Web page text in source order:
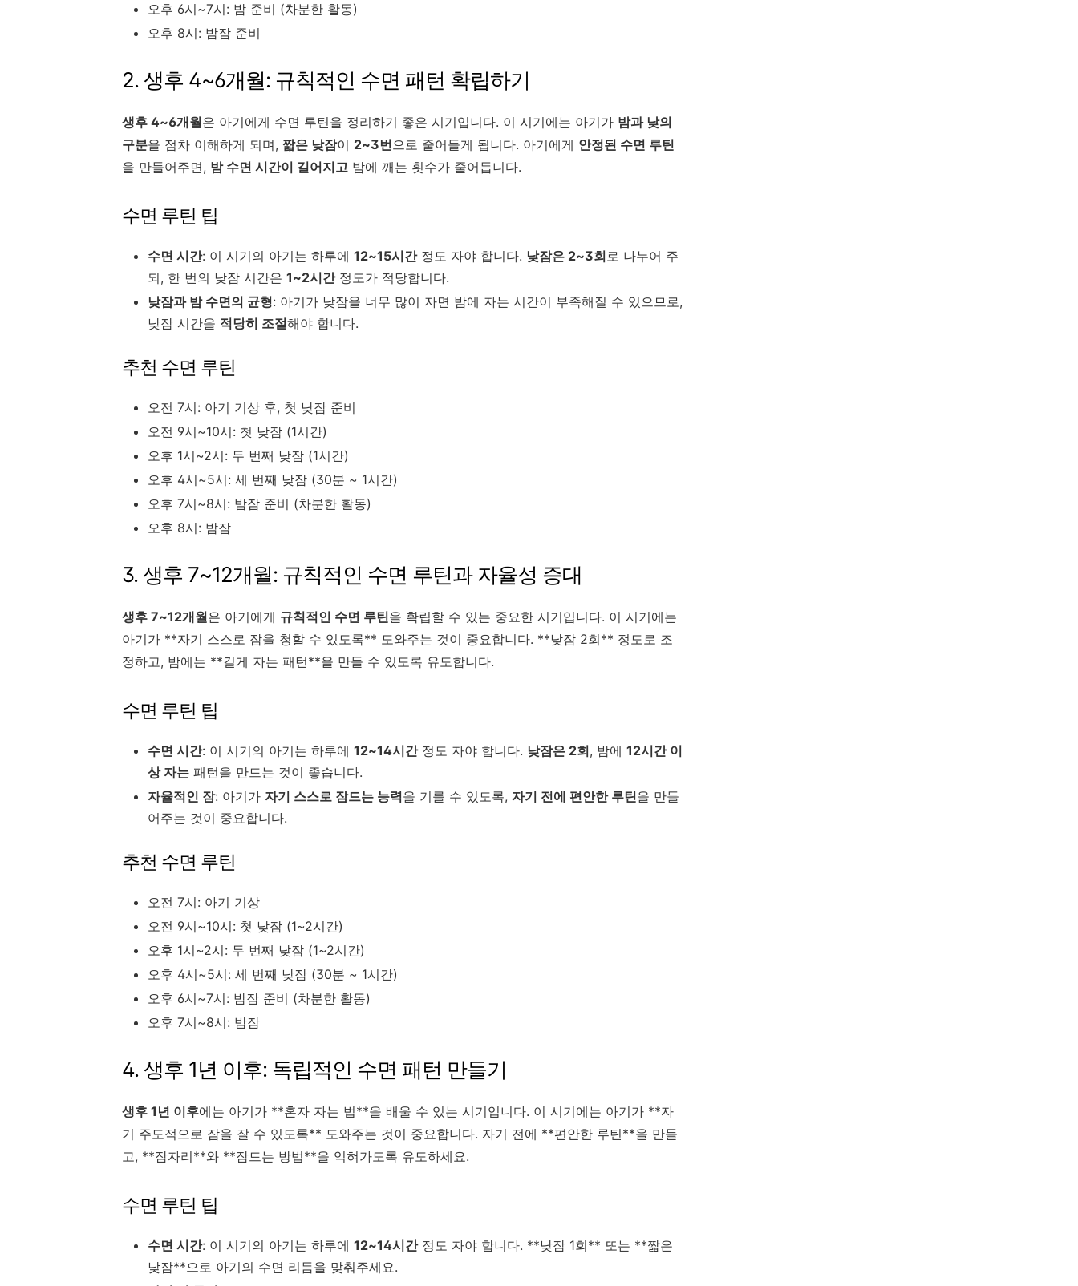
오후 6시~7시: 밤 준비 (차분한 활동)
오후 8시: 밤잠 준비
2. 생후 4~6개월: 규칙적인 수면 패턴 확립하기
생후 4~6개월은 아기에게 수면 루틴을 정리하기 좋은 시기입니다. 이 시기에는 아기가 밤과 낮의
구분을 점차 이해하게 되며, 짧은 낮잠이 2~3번으로 줄어들게 됩니다. 아기에게 안정된 수면 루틴
을 만들어주면, 밤 수면 시간이 길어지고 밤에 깨는 횟수가 줄어듭니다.
수면 루틴 팁
수면 시간: 이 시기의 아기는 하루에 12~15시간정도 자야 합니다. 낮잠은 2~3회 로 나누어 주
되, 한 번의 낮잠 시간은 1~2시간정도가 적당합니다.
낮잠과 밤 수면의 균형: 아기가 낮잠을 너무 많이 자면 밤에 자는 시간이 부족해질 수 있으므로,
낮잠 시간을 적당히 조절해야 합니다.
추천 수면 루틴
오전 7시: 아기 기상 후, 첫 낮잠 준비
오전 9시~10시: 첫 낮잠 (1시간)
오후 1시~2시: 두 번째 낮잠 (1시간)
오후 4시~5시: 세 번째 낮잠 (30분 ~ 1시간)
오후 7시~8시: 밤잠 준비 (차분한 활동)
오후 8시: 밤잠
3. 생후 7~12개월: 규칙적인 수면 루틴과 자율성 증대
생후 7~12개월은 아기에게 규칙적인 수면 루틴을 확립할 수 있는 중요한 시기입니다. 이 시기에는
아기가 **자기 스스로 잠을 청할 수 있도록** 도와주는 것이 중요합니다. **낮잠 2회** 정도로 조
정하고, 밤에는 **길게 자는 패턴**을 만들 수 있도록 유도합니다.
수면 루틴 팁
수면 시간: 이 시기의 아기는 하루에 12~14시간정도 자야 합니다. 낮잠은 2회, 밤에 12시간 이
상 자는 패턴을 만드는 것이 좋습니다.
자율적인 잠: 아기가 자기 스스로 잠드는 능력을 기를 수 있도록, 자기 전에 편안한 루틴을 만들
어주는 것이 중요합니다.
추천 수면 루틴
오전 7시: 아기 기상
오전 9시~10시: 첫 낮잠 (1~2시간)
오후 1시~2시: 두 번째 낮잠 (1~2시간)
오후 4시~5시: 세 번째 낮잠 (30분 ~ 1시간)
오후 6시~7시: 밤잠 준비 (차분한 활동)
오후 7시~8시: 밤잠
4. 생후 1년 이후: 독립적인 수면 패턴 만들기
생후 1년 이후에는 아기가 **혼자 자는 법**을 배울 수 있는 시기입니다. 이 시기에는 아기가 **자
기 주도적으로 잠을 잘 수 있도록** 도와주는 것이 중요합니다. 자기 전에 **편안한 루틴**을 만들
고, **잠자리**와 **잠드는 방법**을 익혀가도록 유도하세요.
수면 루틴 팁
수면 시간: 이 시기의 아기는 하루에 12~14시간정도 자야 합니다. **낮잠 1회** 또는 **짧은
낮잠**으로 아기의 수면 리듬을 맞춰주세요.